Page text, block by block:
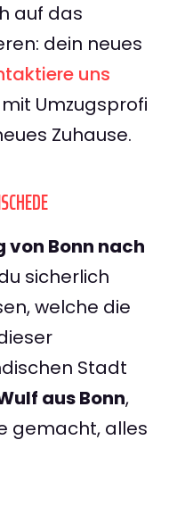
auf das
dein neues
uns
Umzugsprofi
Zuhause.
von Bonn nach
sicherlich
welche die
Stadt
aus Bonn,
gemacht, alles